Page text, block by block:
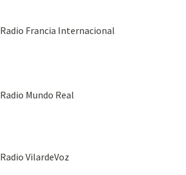
Radio Francia Internacional
Radio Mundo Real
Radio VilardeVoz